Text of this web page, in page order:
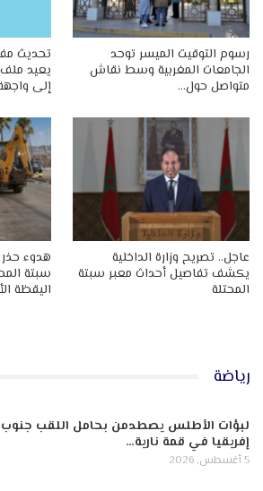
رسوم التوقيت الميسر توحد
الجامعات المغربية وسط نقاش
متواصل حول…
تحديث
يعيد ملف
إلى
عاجل.. تصريح وزارة الداخلية
يكشف تفاصيل أحداث معبر سبتة
المحتلة
هدوء
سبتة
اليقظة
رياضة
لبؤات الأطلس يصطدمن بحامل اللقب جنوب
إفريقيا في قمة نارية…
5 أغسطس, 2026